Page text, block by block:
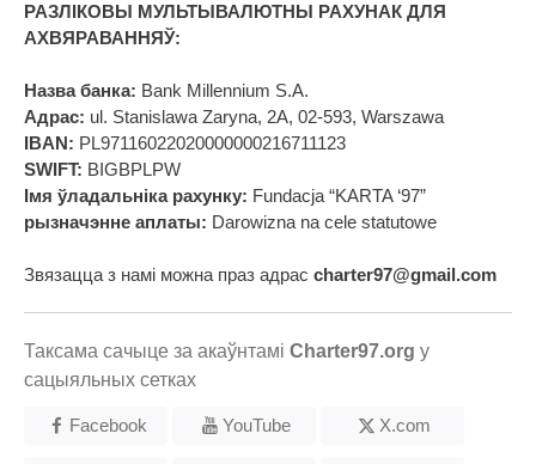
РАЗЛІКОВЫ МУЛЬТЫВАЛЮТНЫ РАХУНАК ДЛЯ
АХВЯРАВАННЯЎ:
Назва банка: Bank Millennium S.A.
Адрас: ul. Stanislawa Zaryna, 2A, 02-593, Warszawa
IBAN: PL97116022020000000216711123
SWIFT: BIGBPLPW
Імя ўладальніка рахунку: Fundacja “KARTA ‘97”
рызначэнне аплаты: Darowizna na cele statutowe
Звязацца з намі можна праз адрас charter97@gmail.com
Таксама сачыце за акаўнтамі Charter97.org у
сацыяльных сетках
Facebook YouTube X.com